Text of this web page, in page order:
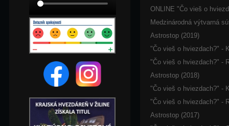
ONLINE "Čo vieš o
Medzinárodná výtvarná
Astrostop (2019)
"Čo vieš o hviezdach?" -
"Čo vieš o hviezdach?" -
Astrostop (2018)
"Čo vieš o hviezdach?" -
"Čo vieš o hviezdach?" -
Astrostop (2017)